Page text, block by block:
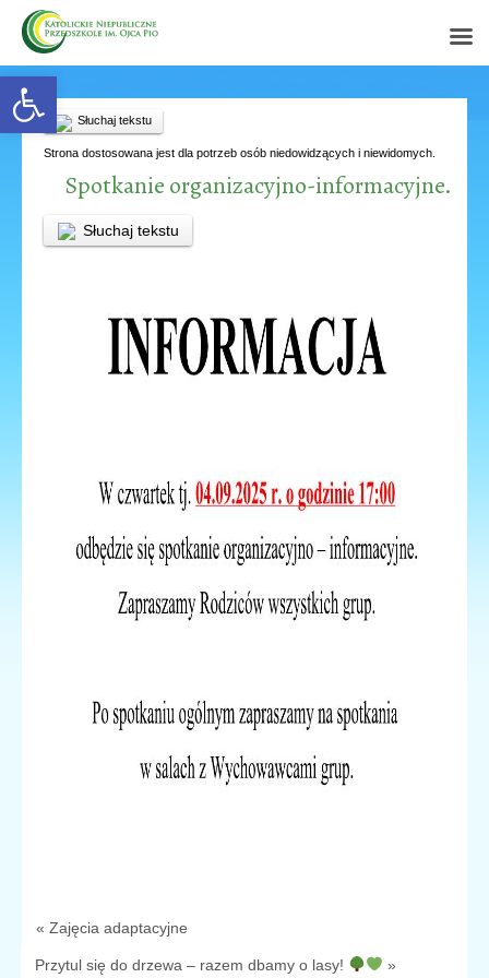
Open toolbar
Słuchaj tekstu
Strona dostosowana jest dla potrzeb osób niedowidzących i niewidomych.
Spotkanie organizacyjno-informacyjne.
Słuchaj tekstu
« Zajęcia adaptacyjne
Przytul się do drzewa – razem dbamy o lasy! »